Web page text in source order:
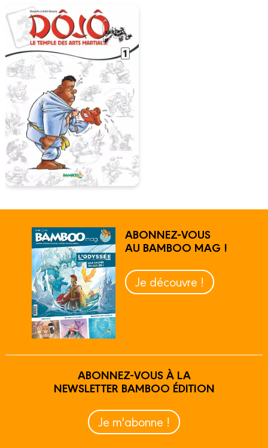
ABONNEZ-VOUS
AU BAMBOO MAG !
Je découvre !
ABONNEZ-VOUS À LA
NEWSLETTER BAMBOO ÉDITION
Je m'abonne !